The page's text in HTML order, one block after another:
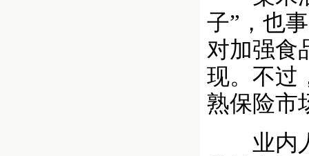
子”，也
对加强食
现。不过
熟保险市
业内人